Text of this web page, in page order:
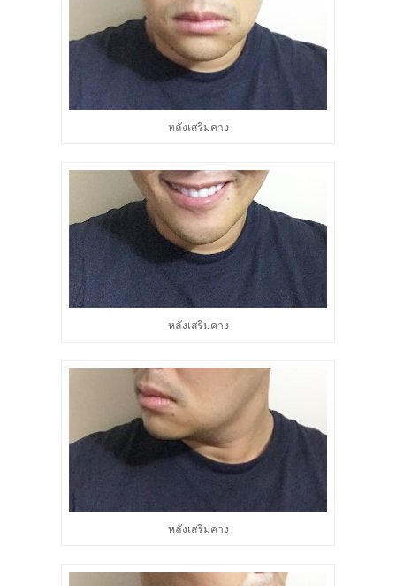
หลังเสริมคาง
หลังเสริมคาง
หลังเสริมคาง